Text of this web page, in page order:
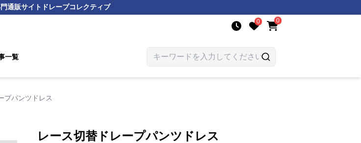
通販サイト ドレープコレクティブ
0 0
一覧
プパンツドレス
レース切替ドレープパンツドレス